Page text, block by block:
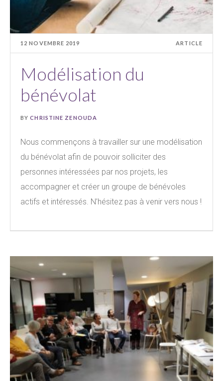
12 NOVEMBRE 2019 ARTICLE
Modélisation du
bénévolat
BYCHRISTINE ZENOUDA
Nous commençons à travailler sur une modélisation
du bénévolat afin de pouvoir solliciter des
personnes intéressées par nos projets, les
accompagner et créer un groupe de bénévoles
actifs et intéressés. N’hésitez pas à venir vers nous !